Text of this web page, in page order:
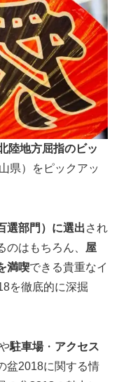
陸地方屈指のビッ
山県）をピックアッ
部門） に選出され
はもちろん、 屋
満喫できる貴重なイ
を徹底的に深掘
駐車場・ アクセス
盆2018に関する情